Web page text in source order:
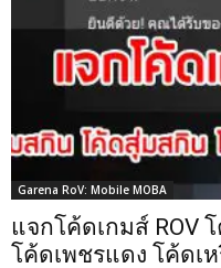
Garena RoV: Mobile MOBA
แจกโค้ดเกมส์ ROV
โค้ดเพชรแดง โค้ดเ